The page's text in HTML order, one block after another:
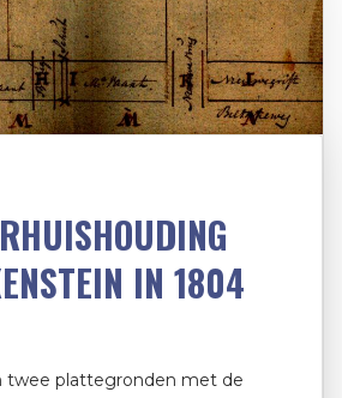
IN 1804
twee plattegronden met de